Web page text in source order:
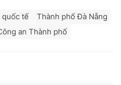
quốc tế
Thành phố Đà Nẵng
an Thành phố